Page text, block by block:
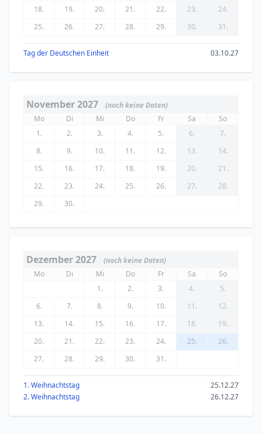
18.
19. 20. 21. 22. 23.
24.
25.
26. 27. 28. 29. 30. 31.
Tag der Deutschen Einheit 03.10.27
November 2027
(noch keine Daten)
Mo
Di Mi Do Fr Sa
So
1.
2. 3. 4. 5. 6.
7.
8.
9. 10. 11. 12. 13.
14.
15.
16. 17. 18. 19. 20.
21.
22.
23. 24. 25. 26. 27.
28.
29.
30.
Dezember 2027
(noch keine Daten)
Mo
Di Mi Do Fr Sa
So
1.
2. 3. 4.
5.
6.
7. 8. 9. 10. 11.
12.
13.
14. 15. 16. 17. 18.
19.
20.
21. 22. 23. 24. 25.
26.
27.
28. 29. 30. 31.
1. Weihnachtstag
25.12.27
2. Weihnachtstag
26.12.27